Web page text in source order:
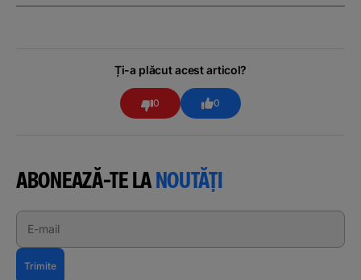
Ți-a plăcut acest articol?
0 0
ABONEAZĂ-TE LANOUTĂȚI
E-mail
Trimite